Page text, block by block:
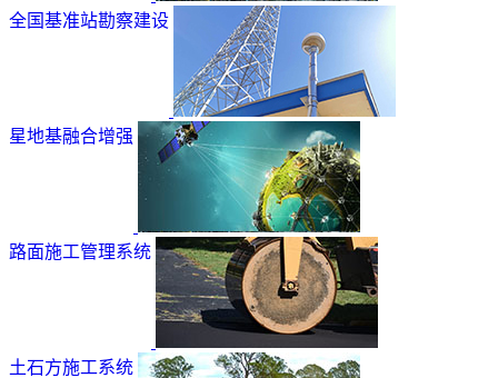
全国基准站勘察建设
星地基融合增强
路面施工管理系统
土石方施工系统